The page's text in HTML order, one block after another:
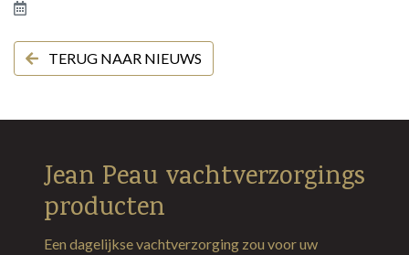
TERUG NAAR NIEUWS
Jean Peau vachtverzorgings
producten
Een dagelijkse vachtverzorging zou voor uw